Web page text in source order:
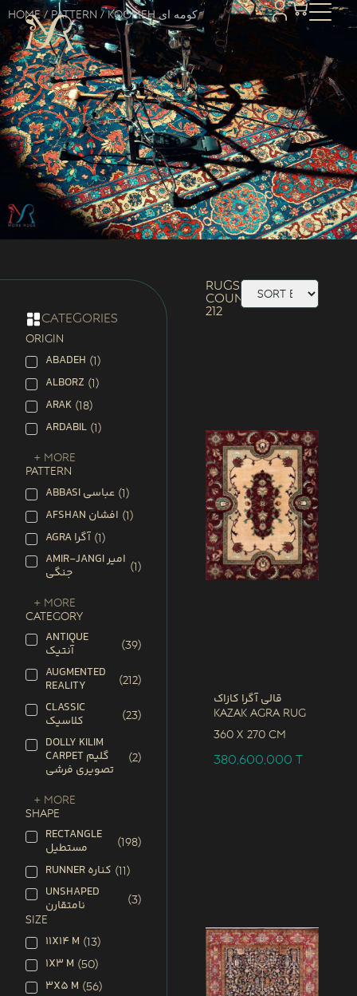
Home / Pattern / Koomeh کومه ای
categories
ORIGIN
ABADEH (1)
ALBORZ (1)
ARAK (18)
ARDABIL (1)
+ More
PATTERN
ABBASI عباسی (1)
AFSHAN افشان (1)
AGRA آگرا (1)
AMIR-JANGI امیر
جنگی (1)
+ More
CATEGORY
ANTIQUE
آنتیک (39)
AUGMENTED
REALITY (212)
CLASSIC
کلاسیک (23)
DOLLY KILIM
CARPET گلیم
تصویری فرشی
(2)
+ More
SHAPE
RECTANGLE
مستطیل (198)
RUNNER کناره (11)
UNSHAPED
نامتقارن (3)
SIZE
11X14 M (13)
1X3 M (50)
3X5 M (56)
Rugs
Count:
212
قالی آگرا کازاک
Kazak Agra Rug
360 x 270 CM
380,600,000T